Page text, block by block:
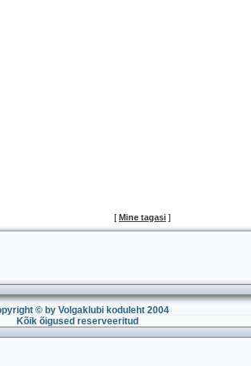
[ Mine tagasi ]
© by Volgaklubi koduleht 2004
Kõik õigused reserveeritud